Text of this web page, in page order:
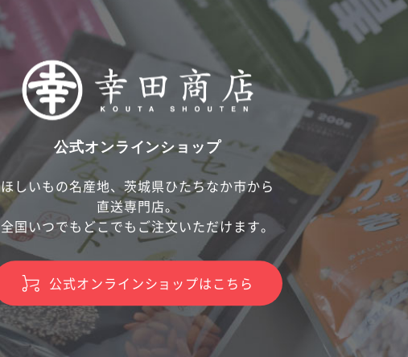
公式オンラインショップ
ほしいもの名産地、茨城県ひたちなか市から
直送専門店。
全国いつでもどこでもご注文いただけます。
公式オンラインショップはこちら